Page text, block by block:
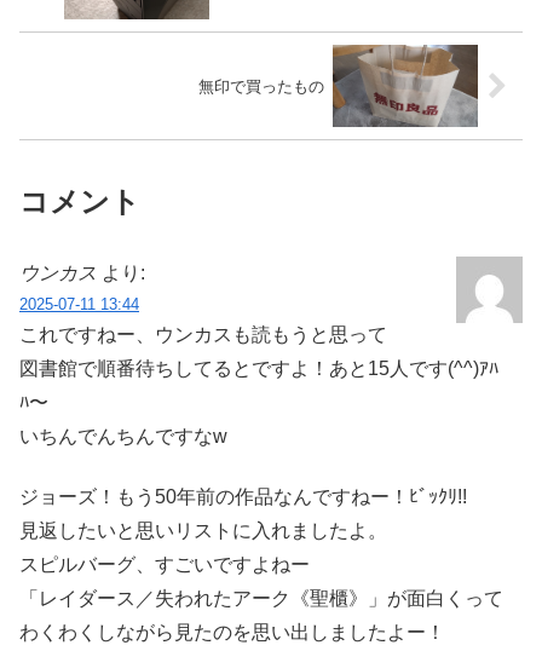
無印で買ったもの
コメント
ウンカス より:
2025-07-11 13:44
これですねー、ウンカスも読もうと思って
図書館で順番待ちしてるとですよ！あと15人です(^^)ｱﾊ
ﾊ〜
いちんでんちんですなw
ジョーズ！もう50年前の作品なんですねー！ﾋﾞｯｸﾘ!!
見返したいと思いリストに入れましたよ。
スピルバーグ、すごいですよねー
「レイダース／失われたアーク《聖櫃》」が面白くって
わくわくしながら見たのを思い出しましたよー！